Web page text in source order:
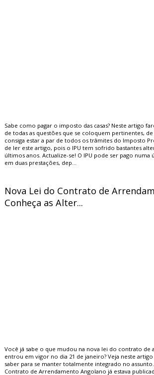
Sabe como pagar o imposto das casas? Neste artigo
de todas as questões que se coloquem pertinentes,
consiga estar a par de todos os trâmites do Imposto
de ler este artigo, pois o IPU tem sofrido bastantes
últimos anos. Actualize-se! O IPU pode ser pago numa única parcela, ou então
em duas prestações, dep...
Nova Lei do Contrato de
Conheça as Alter...
Você já sabe o que mudou na nova lei do contrato de
entrou em vigor no dia 21 de janeiro? Veja neste
saber para se manter totalmente integrado no assunto. Esta nova Lei do
Contrato de Arrendamento Angolano já estava